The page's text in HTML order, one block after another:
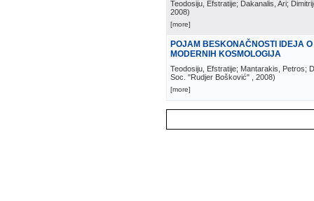
Teodosiju, Efstratije; Dakanalis, Ari;
2008)
[more]
POJAM BESKONAČNOSTI IDEJA
MODERNIH KOSMOLOGIJA
Teodosiju, Efstratije; Mantarakis, Petros;
Soc. "Rudjer Bošković"
, 2008)
[more]